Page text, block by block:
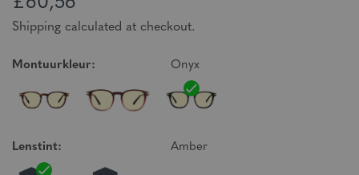
Shipping calculated at checkout.
Montuurkleur: Onyx
Lenstint: Amber